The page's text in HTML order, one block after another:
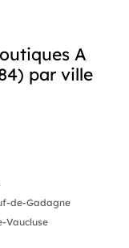
A
par ville
de-Gadagne
Vaucluse